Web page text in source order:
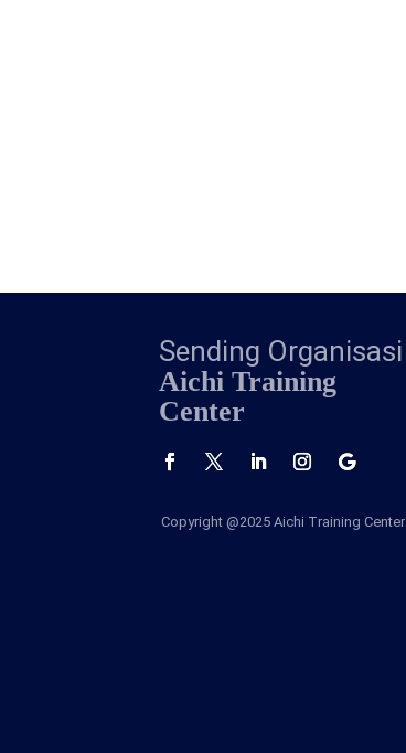
Sending Organisasi
Aichi Training
Center
Copyright @2025Aichi Training Center